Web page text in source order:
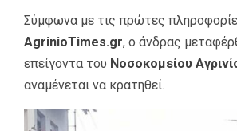
Σύμφωνα με τις πρώτες
AgrinioTimes.gr, ο άνδρας
επείγοντα του Νοσοκομείου
αναμένεται να κρατηθεί.